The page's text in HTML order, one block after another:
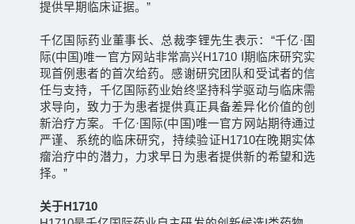
提供早期临床证据。”
千亿国际药业董事长、总裁李锂先生表示：“千亿·国
际(中国)唯一官方网站非常高兴H1710 I期临床研究实
现首例患者的首次给药。感谢研究团队和受试者的信
任与支持，千亿国际药业始终坚持科学驱动与临床需
求导向，致力于为患者提供真正具备差异化价值的创
新治疗方案。千亿·国际(中国)唯一官方网站期待通过
严谨、系统的临床研究，持续验证H1710在晚期实体
瘤治疗中的潜力，力求早日为患者提供新的希望和选
择。”
关于H1710